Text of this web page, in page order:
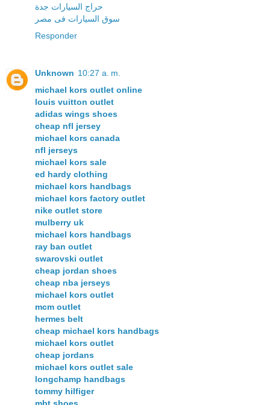
حراج السيارات جدة
سوق السيارات فى مصر
Responder
Unknown 10:27 a. m.
michael kors outlet online
louis vuitton outlet
adidas wings shoes
cheap nfl jersey
michael kors canada
nfl jerseys
michael kors sale
ed hardy clothing
michael kors handbags
michael kors factory outlet
nike outlet store
mulberry uk
michael kors handbags
ray ban outlet
swarovski outlet
cheap jordan shoes
cheap nba jerseys
michael kors outlet
mcm outlet
hermes belt
cheap michael kors handbags
michael kors outlet
cheap jordans
michael kors outlet sale
longchamp handbags
tommy hilfiger
mbt shoes